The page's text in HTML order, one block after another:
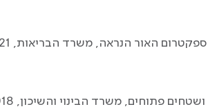
האור הנראה, משרד הבריאות, 2021.